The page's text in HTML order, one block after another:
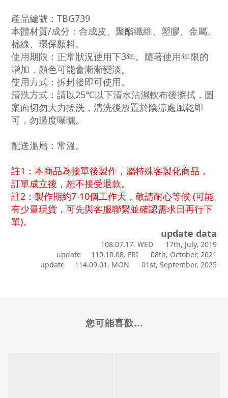
產品編號：TBG739
本體材質/成分：合成皮、聚酯纖維、塑膠、金屬、
棉線、環保顏料。
使用期限：正常狀況使用下3年。隨著使用年限的
增加，顏色可能會漸漸變淡。
使用方式：拆封後即可使用。
清洗方式：請以25℃以下清水沾濕軟布後擦拭，圖
案面切勿大力搓洗，清洗後放置於陰涼處風乾即
可，勿過度曝曬。
配送溫層：常溫。
註1：本商品為接單後製作，屬特殊客製化商品，
訂單成立後，恕不接受退款。
註2：製作期約7-10個工作天，敬請耐心等候 (可能
有少量現貨，可先與客服聯繫並確認需求日再行下
單)。
update data
108.07.17. WED 17th, July, 2019
update 110.10.08. FRI 08th, October, 2021
update 114.09.01. MON 01st, September, 2025
您可能喜歡...